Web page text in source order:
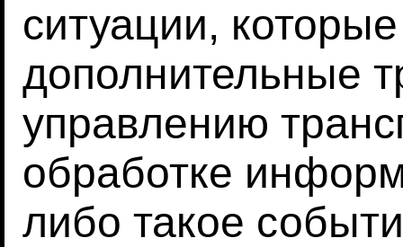
ситуации,
дополнительные
управлению
обработке
либо такое